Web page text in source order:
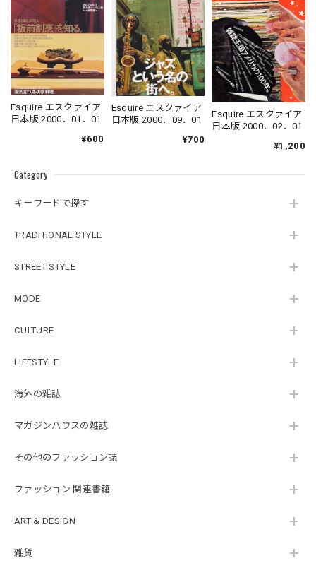
Category
キーワードで探す
TRADITIONAL STYLE
STREET STYLE
MODE
CULTURE
LIFESTYLE
海外の雑誌
マガジンハウスの雑誌
その他のファッション誌
ファッション 関連書籍
ART & DESIGN
雑貨
Esquire エスクァイア
日本版 2000．01．01
¥600
Esquire エスクァイア
日本版 2000．09．01
¥700
Esquire エスクァイア
日本版 2000．02．01
¥1,200